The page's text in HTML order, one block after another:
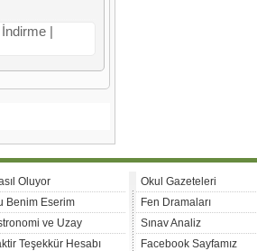
|
Oluyor
Benim Eserim
ve Uzay
Teşekkür Hesabı
Okul Gazeteleri
Fen Dramaları
Sınav Analiz
Facebook Sayfamız